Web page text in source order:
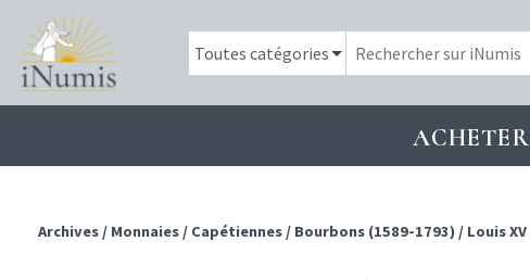
ACHETER
Archives / Monnaies / Capétiennes / Bourbons (1589-1793) / Louis XV